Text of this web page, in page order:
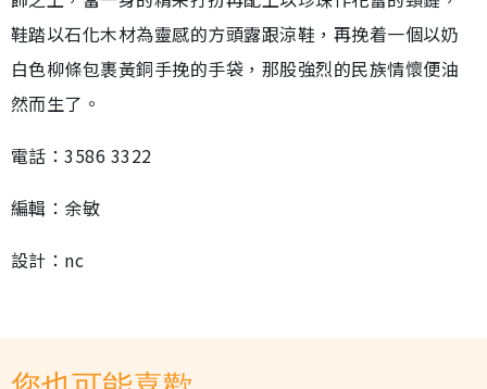
鞋踏以石化木材為靈感的方頭露跟涼鞋，再挽着一個以奶
白色柳條包裹黃銅手挽的手袋，那股強烈的民族情懷便油
然而生了。
電話：3586 3322
編輯：余敏
設計：nc